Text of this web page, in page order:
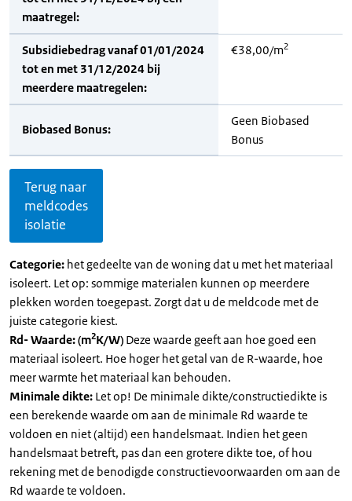
maatregel:
Subsidiebedrag vanaf 01/01/2024
tot en met 31/12/2024 bij
meerdere maatregelen:
€38,00/m2
Biobased Bonus:
Geen Biobased
Bonus
Terug naar
meldcodes
isolatie
Categorie: het gedeelte van de woning dat u met het materiaal
isoleert. Let op: sommige materialen kunnen op meerdere
plekken worden toegepast. Zorgt dat u de meldcode met de
juiste categorie kiest.
Rd- Waarde: (m2K/W) Deze waarde geeft aan hoe goed een
materiaal isoleert. Hoe hoger het getal van de R-waarde, hoe
meer warmte het materiaal kan behouden.
Minimale dikte: Let op! De minimale dikte/constructiedikte is
een berekende waarde om aan de minimale Rd waarde te
voldoen en niet (altijd) een handelsmaat. Indien het geen
handelsmaat betreft, pas dan een grotere dikte toe, of hou
rekening met de benodigde constructievoorwaarden om aan de
Rd waarde te voldoen.